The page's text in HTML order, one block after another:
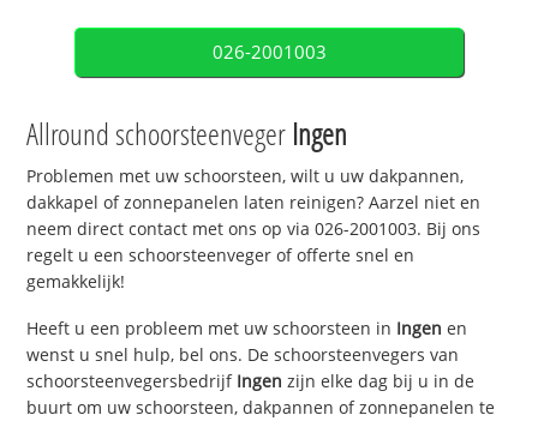
026-2001003
Allround schoorsteenveger Ingen
Problemen met uw schoorsteen, wilt u uw dakpannen,
dakkapel of zonnepanelen laten reinigen? Aarzel niet en
neem direct contact met ons op via 026-2001003. Bij ons
regelt u een schoorsteenveger of offerte snel en
gemakkelijk!
Heeft u een probleem met uw schoorsteen in Ingen en
wenst u snel hulp, bel ons. De schoorsteenvegers van
schoorsteenvegersbedrijf Ingen zijn elke dag bij u in de
buurt om uw schoorsteen, dakpannen of zonnepanelen te